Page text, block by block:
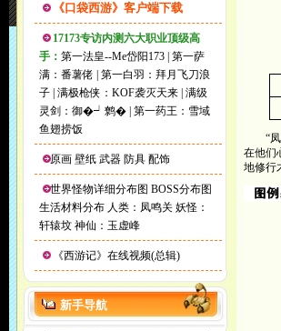
《口袋西游》客户端下载
17173专访内测六大职业顶级高
手：第一法皇--Me岱阳173 |第一萨
满：番薯佬
|第一白羽：拜月飞刀浪
子 |满极枪侠：KOF袭灭天来 |满级
灵剑：御�┙鹩� |第一药王：雪域
鱼翅捞饭
原画 壁纸 武器 防具 配饰
世界怪物详细分布图 BOSS分布图
生活材料分布 人类：凤鸣关 妖怪：
轩辕坟 神仙：玉虚峰
《西游记》在线视频(总辑)
新手导航
“凤凰
在他们
地修行